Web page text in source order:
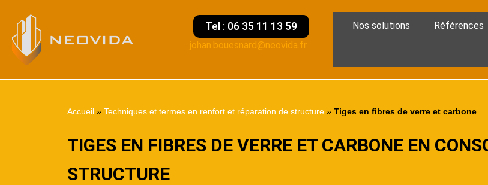
Tel : 06 35 11 13 59
johan.bouesnard@neovida.fr
Nos solutions Références
Accueil » Techniques et termes en renfort et réparation de structure » Tiges en fibres de verre et carbone
TIGES EN FIBRES DE VERRE ET CARBONE EN
STRUCTURE